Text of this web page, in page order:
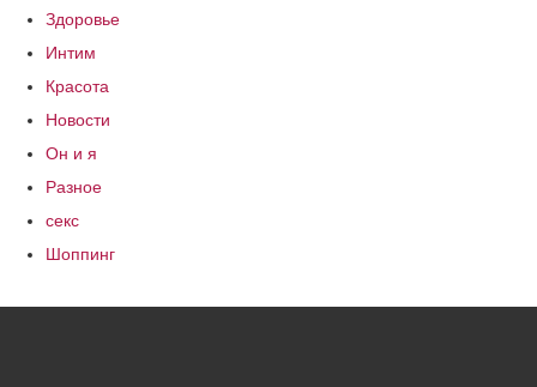
Здоровье
Интим
Красота
Новости
Он и я
Разное
секс
Шоппинг